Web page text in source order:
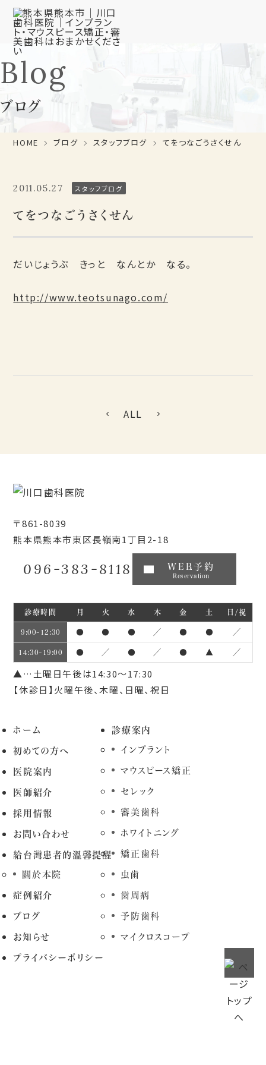
Blog
ブログ
HOME ブログ スタッフブログ てをつなごうさくせん
2011.05.27 スタッフブログ
てをつなごうさくせん
だいじょうぶ きっと なんとか なる。
http://www.teotsunago.com/
ALL
〒861-8039
熊本県熊本市東区長嶺南1丁目2-18
096-383-8118 WEB予約
Reservation
診療時間 月 火 水 木 金 土 日/祝
9:00~12:30 ● ● ● ／ ● ● ／
14:30~19:00 ● ／ ● ／ ● ▲ ／
▲…土曜日午後は14:30～17:30
【休診日】火曜午後、木曜、日曜、祝日
ホーム
初めての方へ
医院案内
医師紹介
採用情報
お問い合わせ
給台灣患者的溫馨提醒
關於本院
症例紹介
ブログ
お知らせ
プライバシーポリシー
診療案内
インプラント
マウスピース矯正
セレック
審美歯科
ホワイトニング
矯正歯科
虫歯
歯周病
予防歯科
マイクロスコープ